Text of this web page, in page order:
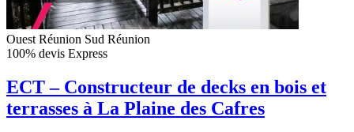
Ouest Réunion Sud Réunion
100% devis Express
ECT – Constructeur de decks en bois et
terrasses à La Plaine des Cafres